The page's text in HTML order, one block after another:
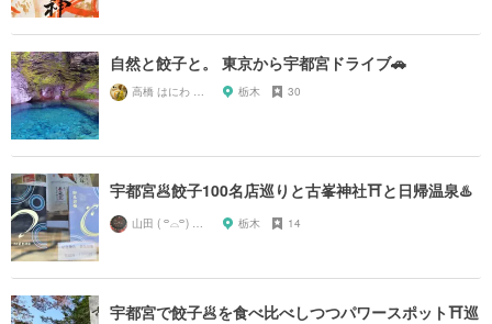
自然と餃子と。 東京から宇都宮ドライブ🚗
栃木 30
宇都宮🥟餃子100名店巡りと古峯神社⛩と日帰温泉♨️
栃木 14
宇都宮で餃子🥟を食べ比べしつつパワースポット⛩巡